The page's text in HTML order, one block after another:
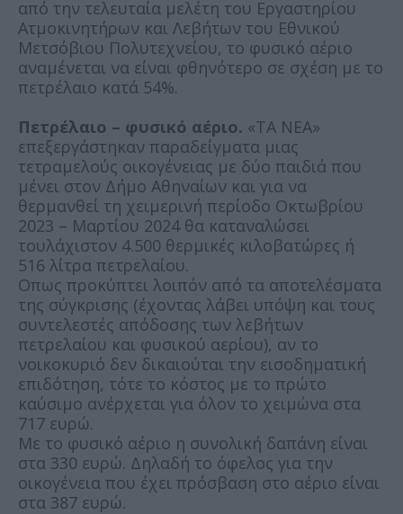
από την τελευταία μελέτη του Εργαστηρίου
Ατμοκινητήρων και Λεβήτων του Εθνικού
Μετσόβιου Πολυτεχνείου, το φυσικό αέριο
αναμένεται να είναι φθηνότερο σε σχέση με το
πετρέλαιο κατά 54%.
Πετρέλαιο – φυσικό αέριο. «TΑ ΝΕΑ»
επεξεργάστηκαν παραδείγματα μιας
τετραμελούς οικογένειας με δύο παιδιά που
μένει στον Δήμο Αθηναίων και για να
θερμανθεί τη χειμερινή περίοδο Οκτωβρίου
2023 – Μαρτίου 2024 θα καταναλώσει
τουλάχιστον 4.500 θερμικές κιλοβατώρες ή
516 λίτρα πετρελαίου.
Οπως προκύπτει λοιπόν από τα αποτελέσματα
της σύγκρισης (έχοντας λάβει υπόψη και τους
συντελεστές απόδοσης των λεβήτων
πετρελαίου και φυσικού αερίου), αν το
νοικοκυριό δεν δικαιούται την εισοδηματική
επιδότηση, τότε το κόστος με το πρώτο
καύσιμο ανέρχεται για όλον το χειμώνα στα
717 ευρώ.
Με το φυσικό αέριο η συνολική δαπάνη είναι
στα 330 ευρώ. Δηλαδή το όφελος για την
οικογένεια που έχει πρόσβαση στο αέριο είναι
στα 387 ευρώ.